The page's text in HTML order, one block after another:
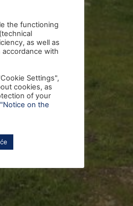
the functioning
as well as
with
Settings",
cookies, as
of your
"Notice on the